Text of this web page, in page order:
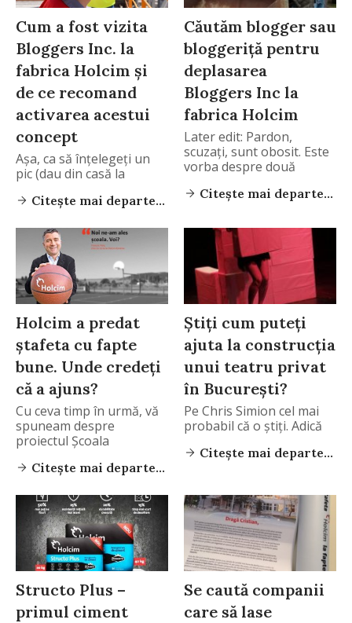
Cum a fost vizita
Bloggers Inc. la
fabrica Holcim și
de ce recomand
activarea acestui
concept
Așa, ca să înțelegeți un
pic (dau din casă la
Citește mai departe...
Căutăm blogger sau
bloggeriță pentru
deplasarea
Bloggers Inc la
fabrica Holcim
Later edit: Pardon,
scuzați, sunt obosit. Este
vorba despre două
Citește mai departe...
Holcim a predat
ștafeta cu fapte
bune. Unde credeți
că a ajuns?
Cu ceva timp în urmă, vă
spuneam despre
proiectul Școala
Citește mai departe...
Știți cum puteți
ajuta la construcția
unui teatru privat
în București?
Pe Chris Simion cel mai
probabil că o știți. Adică
Citește mai departe...
Structo Plus –
primul ciment
Se caută companii
care să lase